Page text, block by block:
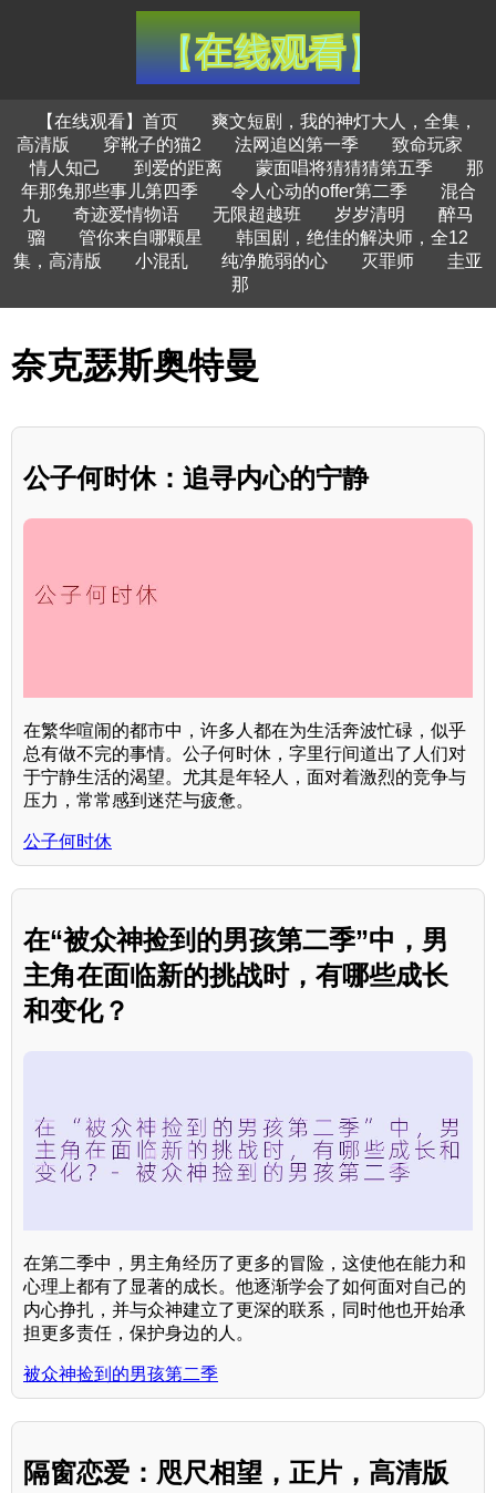
【在线观看】首页
爽文短剧，我的神灯大人，全集，
高清版
穿靴子的猫2 法网追凶第一季
致命玩家
情人知己
到爱的距离 蒙面唱将猜猜猜第五季
那
年那兔那些事儿第四季
令人心动的offer第二季
混合
九
奇迹爱情物语 无限超越班 岁岁清明
醉马
骝
管你来自哪颗星
韩国剧，绝佳的解决师，全12
集，高清版
小混乱 纯净脆弱的心 灭罪师
圭亚
那
奈克瑟斯奥特曼
公子何时休：追寻内心的宁静
在繁华喧闹的都市中，许多人都在为生活奔波忙碌，似乎
总有做不完的事情。公子何时休，字里行间道出了人们对
于宁静生活的渴望。尤其是年轻人，面对着激烈的竞争与
压力，常常感到迷茫与疲惫。
公子何时休
在“被众神捡到的男孩第二季”中，男
主角在面临新的挑战时，有哪些成长
和变化？
在第二季中，男主角经历了更多的冒险，这使他在能力和
心理上都有了显著的成长。他逐渐学会了如何面对自己的
内心挣扎，并与众神建立了更深的联系，同时他也开始承
担更多责任，保护身边的人。
被众神捡到的男孩第二季
隔窗恋爱：咫尺相望，正片，高清版